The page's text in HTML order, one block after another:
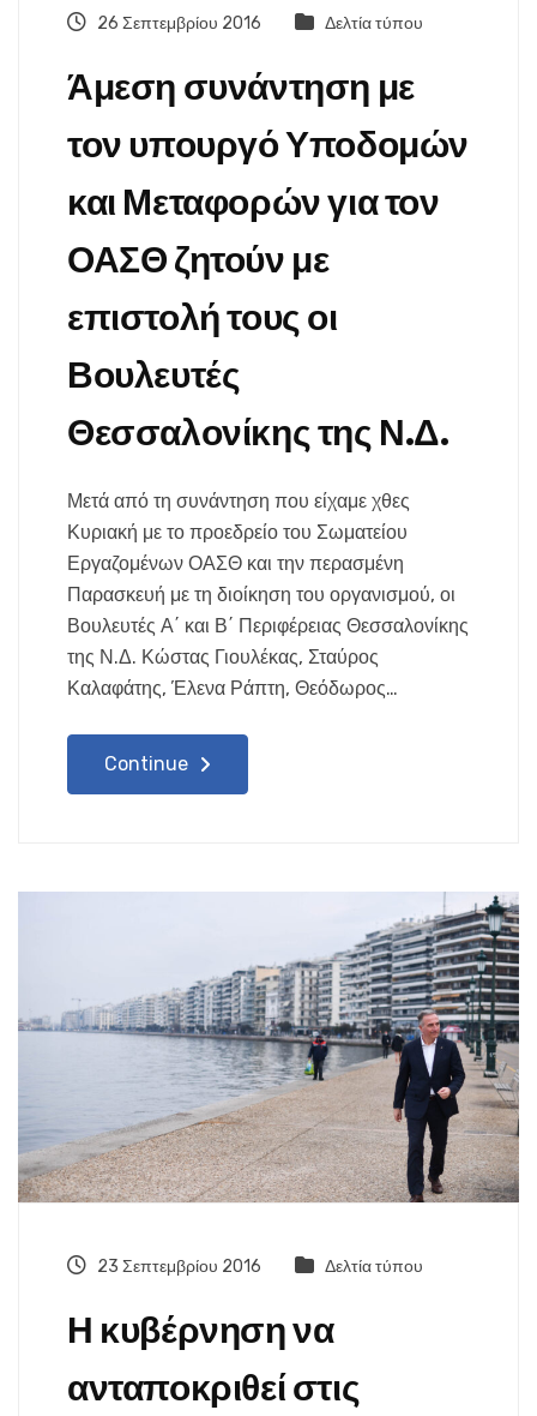
26 Σεπτεμβρίου 2016 Δελτία τύπου
Άμεση συνάντηση με
τον υπουργό Υποδομών
και Μεταφορών για τον
ΟΑΣΘ ζητούν με
επιστολή τους οι
Βουλευτές
Θεσσαλονίκης της Ν.Δ.
Μετά από τη συνάντηση που είχαμε χθες
Κυριακή με το προεδρείο του Σωματείου
Εργαζομένων ΟΑΣΘ και την περασμένη
Παρασκευή με τη διοίκηση του οργανισμού, οι
Βουλευτές Α΄ και Β΄ Περιφέρειας Θεσσαλονίκης
της Ν.Δ. Κώστας Γιουλέκας, Σταύρος
Καλαφάτης, Έλενα Ράπτη, Θεόδωρος…
Continue
23 Σεπτεμβρίου 2016 Δελτία τύπου
Η κυβέρνηση να
ανταποκριθεί στις